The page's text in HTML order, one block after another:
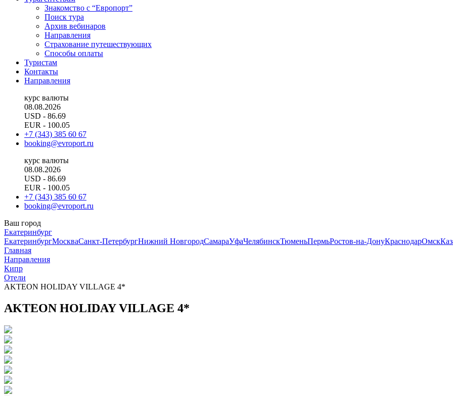
Знакомство с “Европорт”
Поиск тура
Архив вебинаров
Направления
Страхование путешествующих
Способы оплаты
Туристам
Контакты
Направления
курс валюты
08.08.2026
USD - 86.69
EUR - 100.05
+7 (343) 385 60 67
booking@evroport.ru
курс валюты
08.08.2026
USD - 86.69
EUR - 100.05
+7 (343) 385 60 67
booking@evroport.ru
Ваш город
Екатеринбург
ЕкатеринбургМоскваСанкт-ПетербургНижний НовгородСамараУфаЧелябинскТюменьПермьРостов-на-ДонуКраснодарОмск
Главная
Направления
Кипр
Отели
AKTEON HOLIDAY VILLAGE 4*
AKTEON HOLIDAY VILLAGE 4*